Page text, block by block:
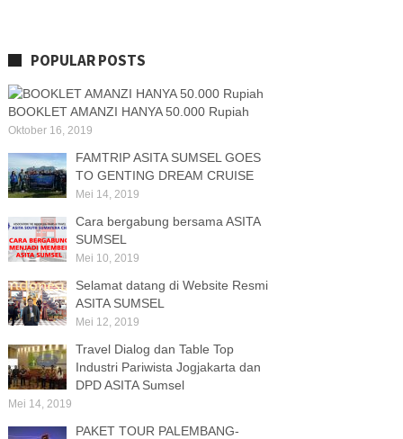
POPULAR POSTS
BOOKLET AMANZI HANYA 50.000 Rupiah
Oktober 16, 2019
FAMTRIP ASITA SUMSEL GOES
TO GENTING DREAM CRUISE
Mei 14, 2019
Cara bergabung bersama ASITA
SUMSEL
Mei 10, 2019
Selamat datang di Website Resmi
ASITA SUMSEL
Mei 12, 2019
Travel Dialog dan Table Top
Industri Pariwista Jogjakarta dan
DPD ASITA Sumsel
Mei 14, 2019
PAKET TOUR PALEMBANG-